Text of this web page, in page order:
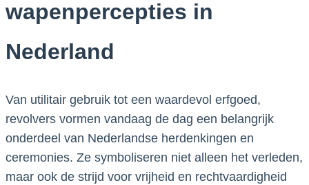
wapenpercepties in
Nederland
Van utilitair gebruik tot een waardevol erfgoed,
revolvers vormen vandaag de dag een belangrijk
onderdeel van Nederlandse herdenkingen en
ceremonies. Ze symboliseren niet alleen het verleden,
maar ook de strijd voor vrijheid en rechtvaardigheid